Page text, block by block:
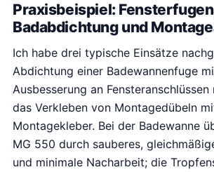
s
:
€
2
7
.
9
5
.
Praxisbeispiel:
Badabdichtung und
Ich habe drei typische Einsätze
Abdichtung einer Badewannenfuge
Ausbesserung an
das Verkleben von Montagedübeln
Montagekleber. Bei der Badewanne
MG 550 durch sauberes,
und minimale Nacharbeit; die